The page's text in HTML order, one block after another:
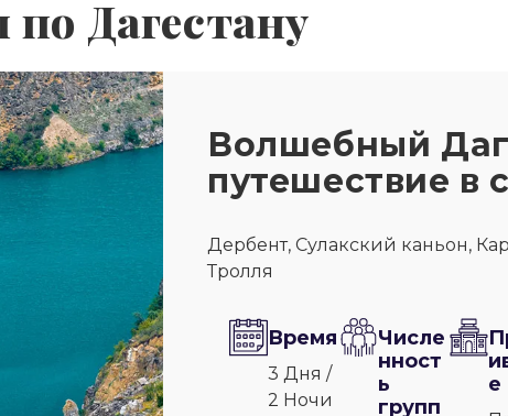
Дагестану
Волшебный
путешествие в
Дербент, Сулакский каньон,
Тролля
Время
3 Дня /
2 Ночи
Числе
нност
ь
групп
е